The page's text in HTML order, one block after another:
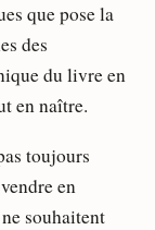
que pose la
des
du livre en
en naître.
toujours
en
souhaitent